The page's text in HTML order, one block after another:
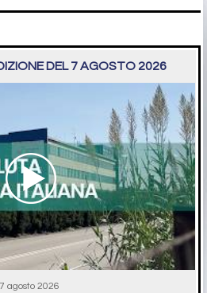
DEL 7 AGOSTO 2026
7 agosto 2026